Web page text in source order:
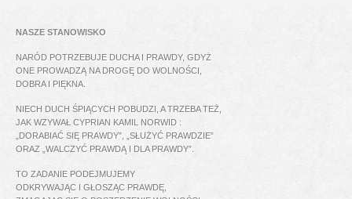
NASZE STANOWISKO
NARÓD POTRZEBUJE DUCHA I PRAWDY, GDYŻ
ONE PROWADZĄ NA DROGĘ DO WOLNOŚCI,
DOBRA I PIĘKNA.
NIECH DUCH ŚPIĄCYCH POBUDZI, A TRZEBA TEŻ,
JAK WZYWAŁ CYPRIAN KAMIL NORWID :
„DORABIAĆ SIĘ PRAWDY”, „SŁUŻYĆ PRAWDZIE”
ORAZ „WALCZYĆ PRAWDĄ I DLA PRAWDY”.
TO ZADANIE PODEJMUJEMY
ODKRYWAJĄC I GŁOSZĄC PRAWDĘ,